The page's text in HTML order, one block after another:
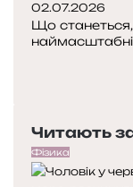
02.07.2026
Що
Читають
Фізика